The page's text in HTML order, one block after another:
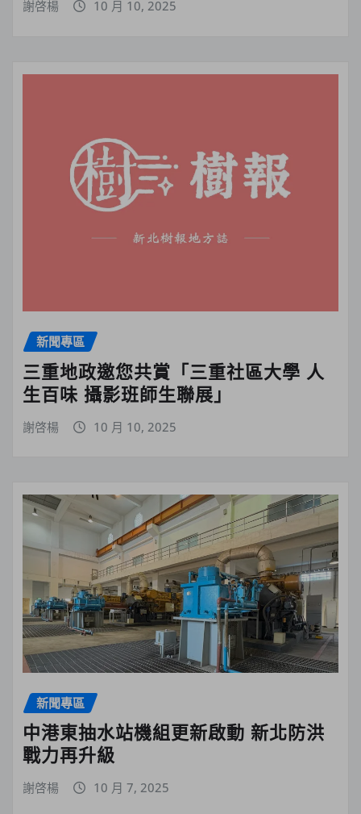
謝啓楊 10 月 10, 2025
新聞專區
三重地政邀您共賞「三重社區大學 人
生百味 攝影班師生聯展」
謝啓楊 10 月 10, 2025
新聞專區
中港東抽水站機組更新啟動 新北防洪
戰力再升級
謝啓楊 10 月 7, 2025